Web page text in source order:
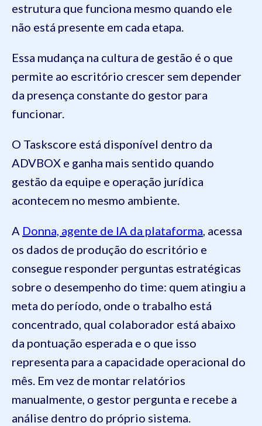
estrutura que funciona mesmo quando ele
não está presente em cada etapa.
Essa mudança na cultura de gestão é o que
permite ao escritório crescer sem depender
da presença constante do gestor para
funcionar.
O Taskscore está disponível dentro da
ADVBOX e ganha mais sentido quando
gestão da equipe e operação jurídica
acontecem no mesmo ambiente.
A Donna, agente de IA da plataforma, acessa
os dados de produção do escritório e
consegue responder perguntas estratégicas
sobre o desempenho do time: quem atingiu a
meta do período, onde o trabalho está
concentrado, qual colaborador está abaixo
da pontuação esperada e o que isso
representa para a capacidade operacional do
mês. Em vez de montar relatórios
manualmente, o gestor pergunta e recebe a
análise dentro do próprio sistema.